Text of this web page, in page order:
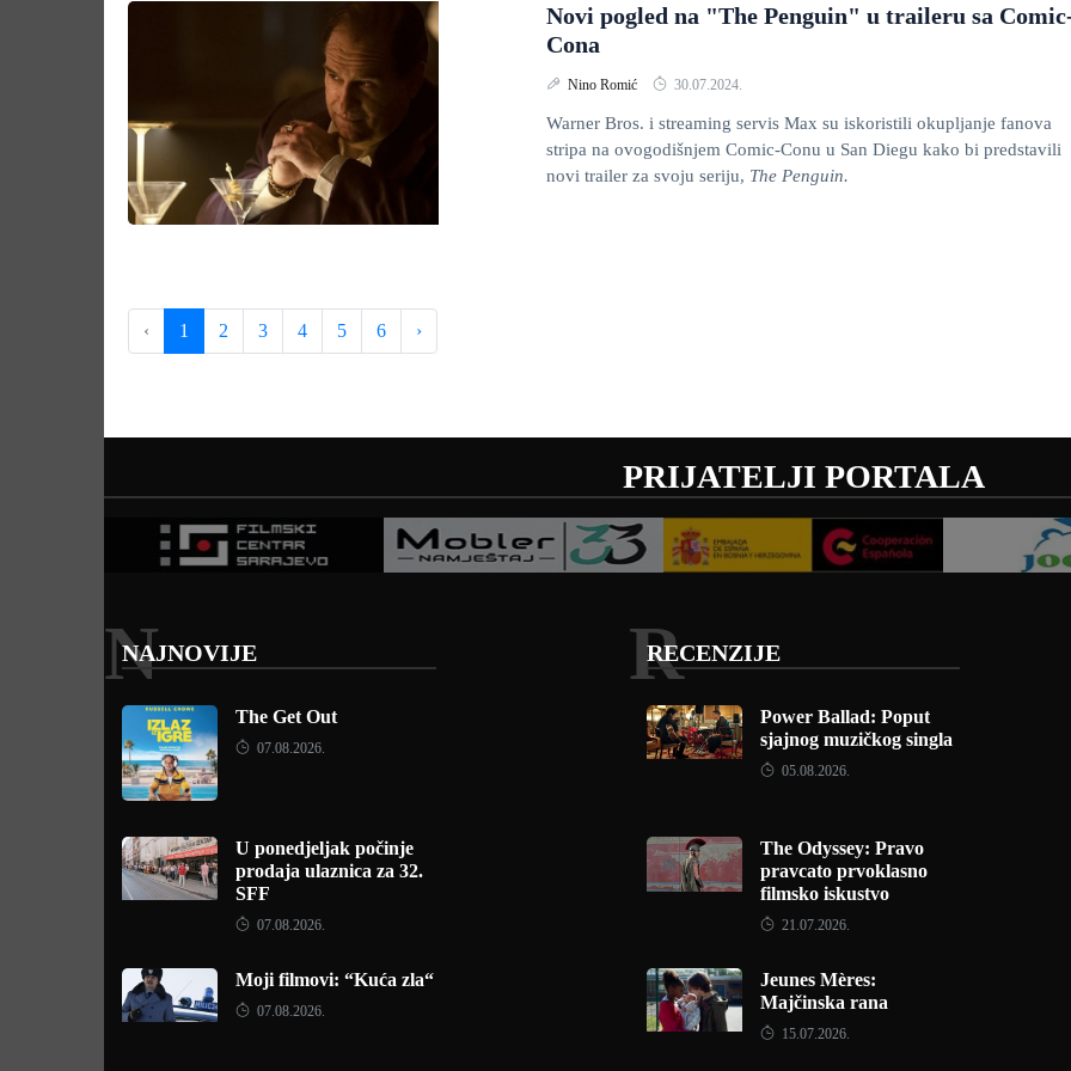
Novi pogled na "The Penguin" u traileru sa
Cona
Nino Romić 30.07.2024.
Warner Bros. i streaming servis Max su iskoristili okupljanje fanova
stripa na ovogodišnjem Comic-Conu u San Diegu kako bi predstavili
novi trailer za svoju seriju, The Penguin.
‹ 1 2 3 4 5 6 ›
PRIJATELJI PORTALA
NAJNOVIJE
N
The Get Out
07.08.2026.
U ponedjeljak počinje
prodaja ulaznica za 32.
SFF
07.08.2026.
Moji filmovi: “Kuća zla“
07.08.2026.
RECENZIJE
R
Power Ballad: Poput
sjajnog muzičkog singla
05.08.2026.
The Odyssey: Pravo
pravcato prvoklasno
filmsko iskustvo
21.07.2026.
Jeunes Mères:
Majčinska rana
15.07.2026.